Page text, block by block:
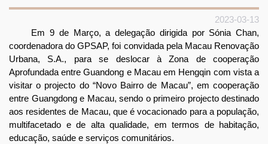
2023-03-13
Em 9 de Março, a delegação dirigida por Sónia Chan,
coordenadora do GPSAP, foi convidada pela Macau Renovação
Urbana, S.A., para se deslocar à Zona de cooperação
Aprofundada entre Guandong e Macau em Hengqin com vista a
visitar o projecto do “Novo Bairro de Macau”, em cooperação
entre Guangdong e Macau, sendo o primeiro projecto destinado
aos residentes de Macau, que é vocacionado para a população,
multifacetado e de alta qualidade, em termos de habitação,
educação, saúde e serviços comunitários.